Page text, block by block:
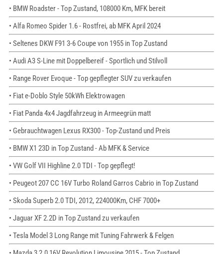
• BMW Roadster - Top Zustand, 108000 Km, MFK bereit
• Alfa Romeo Spider 1.6 - Rostfrei, ab MFK April 2024
• Seltenes DKW F91 3-6 Coupe von 1955 in Top Zustand
• Audi A3 S-Line mit Doppelbereif - Sportlich und Stilvoll
• Range Rover Evoque - Top gepflegter SUV zu verkaufen
• Fiat e-Doblo Style 50kWh Elektrowagen
• Fiat Panda 4x4 Jagdfahrzeug in Armeegrün matt
• Gebrauchtwagen Lexus RX300 - Top-Zustand und Preis
• BMW X1 23D in Top Zustand - Ab MFK & Service
• VW Golf VII Highline 2.0 TDI - Top gepflegt!
• Peugeot 207 CC 16V Turbo Roland Garros Cabrio in Top Zustand
• Skoda Superb 2.0 TDI, 2012, 224000Km, CHF 7000+
• Jaguar XF 2.2D in Top Zustand zu verkaufen
• Tesla Model 3 Long Range mit Tuning Fahrwerk & Felgen